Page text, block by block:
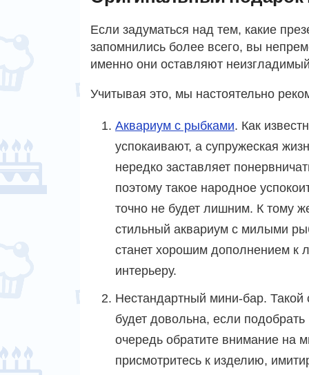
Если задуматься над тем, какие
запомнились более всего, вы
именно они оставляют
Учитывая это, мы настоятельно
Аквариум с рыбками. Как
успокаивают, а супружеская
нередко заставляет
поэтому такое народное
точно не будет лишним. К тому
стильный аквариум с милыми
станет хорошим дополнением к
интерьеру.
Нестандартный мини-бар. Такой
будет довольна, если
очередь обратите внимание на
присмотритесь к изделию,